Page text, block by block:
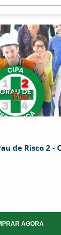
de Risco 2 -
AGORA